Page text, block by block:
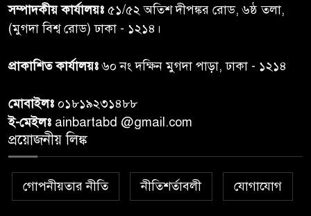
অনুশ্রীর, মিলল হারমোনিয়াম
উপহার
৭
২০ আগস্ট রাষ্ট্রপতি নির্বাচন,
বান্দরবান বিজিবি সেক্টর সদর দপ্তর
৯
বান্দরবানের লংলেই পাড়ায়
সম্পাদকীয় কার্যালয়ঃ ৫১/৫২ অতিশ দীপঙ্কর রোড, ৬ষ্ঠ তলা,
(মুগদা বিশ্ব রোড) ঢাকা - ১২১৪।
প্রাকাশিত কার্যালয়ঃ৬০ নং দক্ষিন মুগদা পাড়া, ঢাকা - ১২১৪
মোবাইলঃ ০১৮১৯২৩১৪৮৮
ই-মেইলঃ ainbartabd @gmail.com
প্রয়োজনীয় লিঙ্ক
গোপনীয়তার নীতি নীতিশর্তাবলী যোগাযোগ